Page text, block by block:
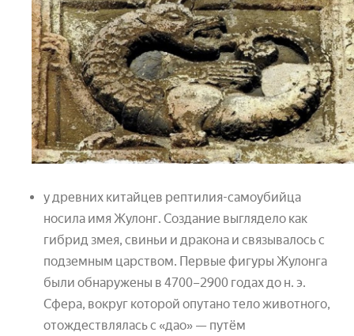
у древних китайцев рептилия-самоубийца
носила имя Жулонг. Создание выглядело как
гибрид змея, свиньи и дракона и связывалось с
подземным царством. Первые фигуры Жулонга
были обнаружены в 4700–2900 годах до н. э.
Сфера, вокруг которой опутано тело животного,
отождествлялась с «дао» — путём